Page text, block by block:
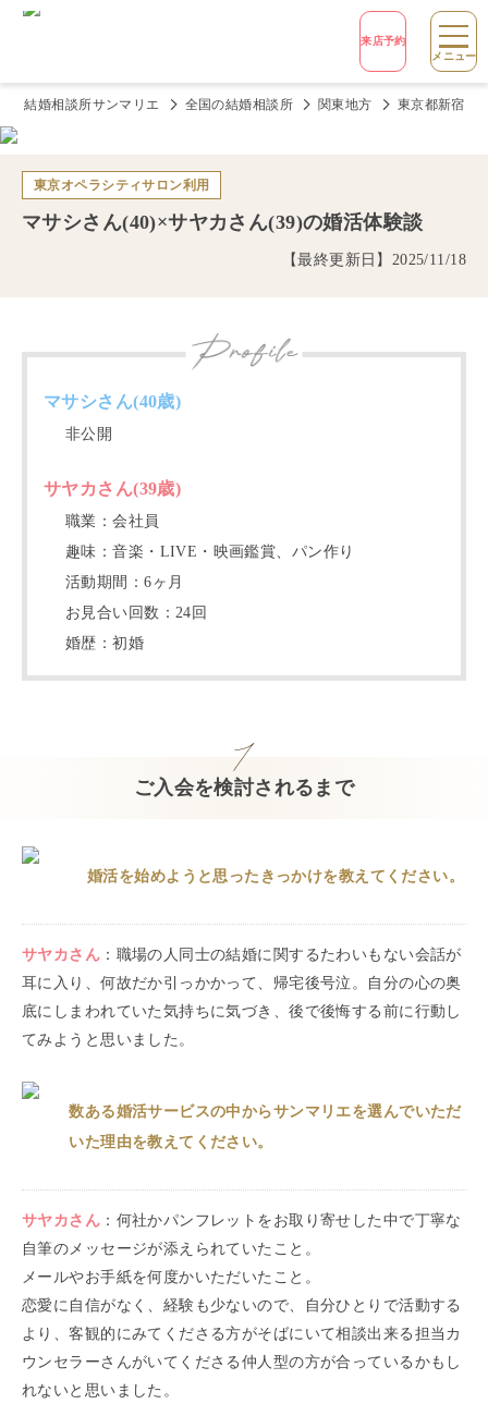
来店予約
メニュー
結婚相談所サンマリエ 全国の結婚相談所 関東地方 東京都新宿の
東京オペラシティサロン利用
マサシさん(40)×サヤカ さん(39)の婚活体験談
【最終更新日】 2025/11/18
マサシさん(40歳)
非公開
サヤカ さん(39歳)
職業：会社員
趣味：音楽・LIVE・映画鑑賞、パン作り
活動期間：6 ヶ月
お見合い回数： 24 回
婚歴：初婚
ご入会を検討されるまで
婚活を始めようと思ったきっかけを教えてください。
サヤカ さん ： 職場の人同士の結婚に関するたわいもない会話が
耳に入り、何故だか引っかかって、帰宅後号泣。自分の心の奥
底にしまわれていた気持ちに気づき、後で後悔する前に行動し
てみようと思いました。
数ある婚活サービスの中からサンマリエを選んでいただ
いた理由を教えてください。
サヤカ さん ： 何社かパンフレットをお取り寄せした中で丁寧な
自筆のメッセージが添えられていたこと。
メールやお手紙を何度かいただいたこと。
恋愛に自信がなく、経験も少ないので、自分ひとりで活動する
より、客観的にみてくださる方がそばにいて相談出来る担当カ
ウンセラーさんがいてくださる仲人型の方が合っているかもし
れないと思いました。